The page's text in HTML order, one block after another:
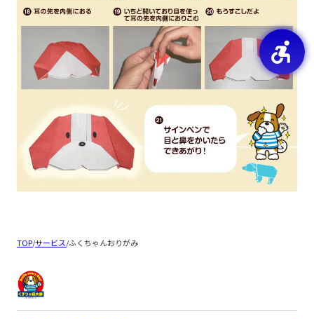
TOP/サービス/ふくちゃんおりがみ